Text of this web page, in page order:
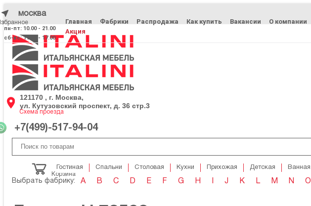
москва
пн-пт: 10.00 - 21.00
сб-вс: 11.00 - 17.00
Главная Фабрики Распродажа Как купить Вакансии О компании
Акция
121170 , г. Москва,
ул. Кутузовский проспект, д. 36 стр.3
Схема проезда
+7(499)-517-94-04
Корзина
Гостиная Спальни Столовая Кухни Прихожая Детская Ванная
Выбрать фабрику: A B C D E F G H J K L M N O